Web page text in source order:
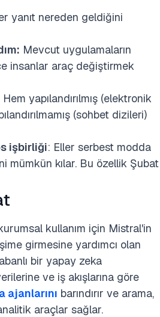
yanıt nereden geldiğini
Mevcut uygulamaların
insanlar araç değiştirmek
Hem yapılandırılmış (elektronik
(sohbet dizileri)
işbirliği: Eller serbest modda
mümkün kılar. Bu özellik Şubat
kullanım için Mistral'in
girmesine yardımcı olan
bir yapay zeka
ve iş akışlarına göre
ajanlarını barındırır ve arama,
araçlar sağlar.